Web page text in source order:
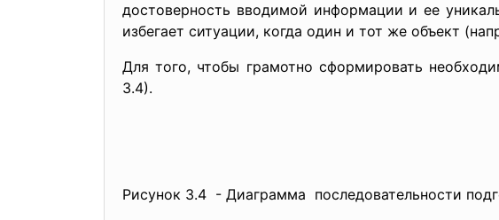
достоверность вводимой информации и ее
избегает ситуации, когда один и тот же объект
Для того, чтобы грамотно сформировать
3.4).
Рисунок 3.4 - Диаграмма последовательности